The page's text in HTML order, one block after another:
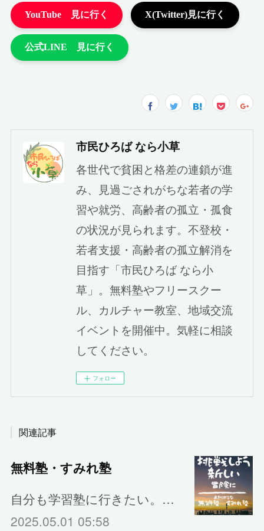
市民ひろば なら小草
各世代で貧困と格差の連鎖が進
み、見過ごされがちな若者の学
習や就労、高齢者の孤立・孤食
の状況が見られます。不登校・
若者支援・高齢者の孤立解消を
目指す「市民ひろば なら小
草」。無料塾やフリースクー
ル、カルチャー教室、地域交流
イベントを開催中。気軽に相談
してください。
フォロー
関連記事
無料塾・すみれ塾
自分も学習塾に行きたい。…
2025.05.01 05:58